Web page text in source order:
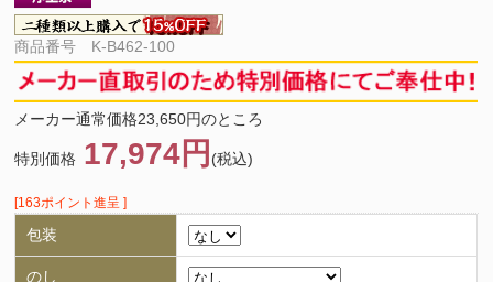
商品番号 K-B462-100
メーカー通常価格23,650円のところ
特別価格 17,974円 (税込)
[163ポイント進呈 ]
包装
のし